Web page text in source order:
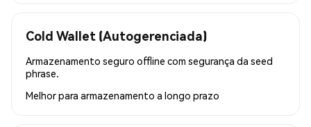
Cold Wallet (Autogerenciada)
Armazenamento seguro offline com segurança da seed
phrase.
Melhor para armazenamento a longo prazo